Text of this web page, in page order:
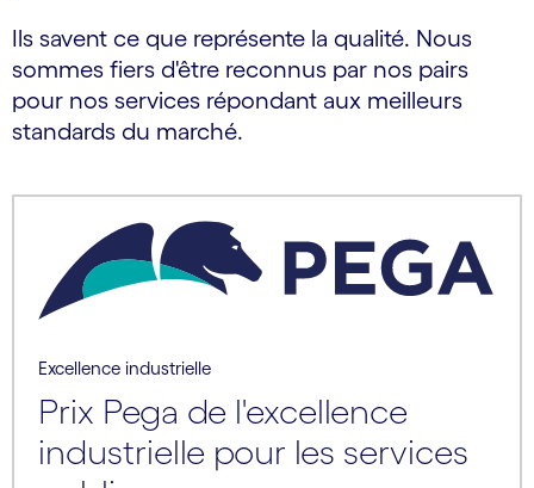
Ils savent ce que représente la qualité. Nous
sommes fiers d'être reconnus par nos pairs
pour nos services répondant aux meilleurs
standards du marché.
Excellence industrielle
Prix Pega de l'excellence
industrielle pour les services